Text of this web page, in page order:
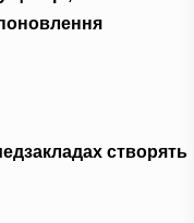
створять